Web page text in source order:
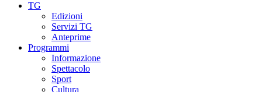
TG
Edizioni
Servizi TG
Anteprime
Programmi
Informazione
Spettacolo
Sport
Cultura